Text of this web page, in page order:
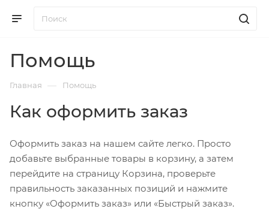
Помощь
Главная — Помощь
Как оформить заказ
Оформить заказ на нашем сайте легко. Просто
добавьте выбранные товары в корзину, а затем
перейдите на страницу Корзина, проверьте
правильность заказанных позиций и нажмите
кнопку «Оформить заказ» или «Быстрый заказ».